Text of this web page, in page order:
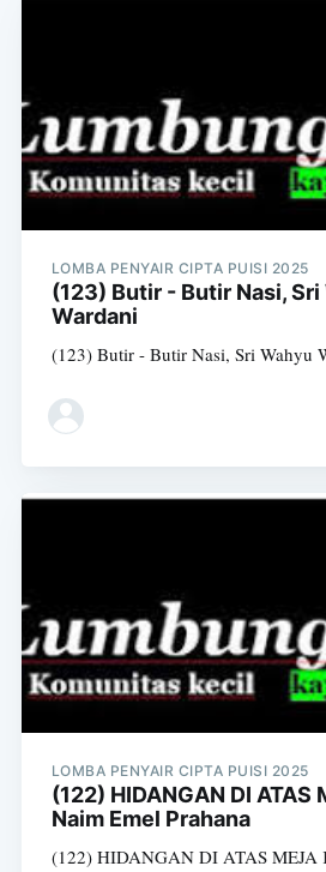
LOMBA PENYAIR CIPTA PUISI 2025
(123) Butir - Butir Nasi, Sri
Wardani
(123) Butir - Butir Nasi, Sri Wahyu
LOMBA PENYAIR CIPTA PUISI 2025
(122) HIDANGAN DI ATAS
Naim Emel Prahana
(122) HIDANGAN DI ATAS MEJA